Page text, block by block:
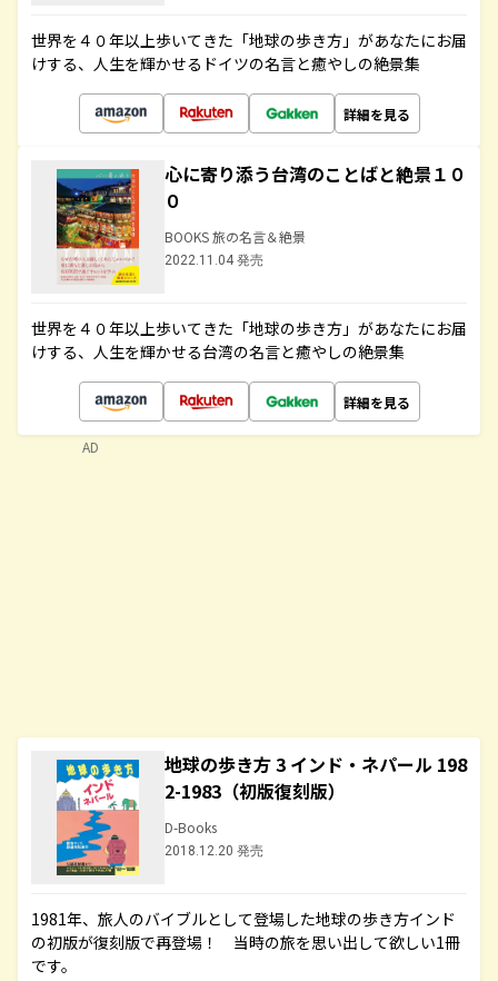
世界を４０年以上歩いてきた「地球の歩き方」があなたにお届
けする、人生を輝かせるドイツの名言と癒やしの絶景集
詳細を見る
心に寄り添う台湾のことばと絶景１０
０
BOOKS 旅の名言＆絶景
2022.11.04 発売
世界を４０年以上歩いてきた「地球の歩き方」があなたにお届
けする、人生を輝かせる台湾の名言と癒やしの絶景集
詳細を見る
地球の歩き方 3 インド・ネパール 198
2-1983（初版復刻版）
D-Books
2018.12.20 発売
1981年、旅人のバイブルとして登場した地球の歩き方インド
の初版が復刻版で再登場！ 当時の旅を思い出して欲しい1冊
です。
AD